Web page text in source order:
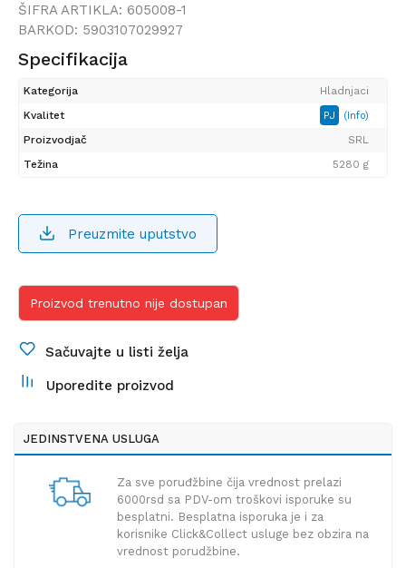
ŠIFRA ARTIKLA: 605008-1
BARKOD: 5903107029927
Specifikacija
Kategorija
Hladnjaci
Kvalitet
PJ (Info)
Proizvodjač
SRL
Težina
5280 g
Preuzmite uputstvo
Proizvod trenutno nije dostupan
Sačuvajte u listi želja
Uporedite proizvod
JEDINSTVENA USLUGA
Za sve poruđžbine čija vrednost prelazi
6000rsd sa PDV-om troškovi isporuke su
besplatni. Besplatna isporuka je i za
korisnike Click&Collect usluge bez obzira na
vrednost porudžbine.